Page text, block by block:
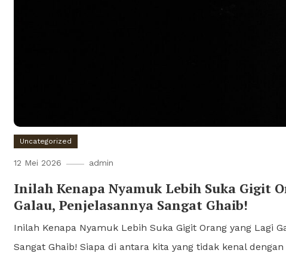
Uncategorized
12 Mei 2026 admin
Inilah Kenapa Nyamuk Lebih Suka Gigit
Galau, Penjelasannya Sangat Ghaib!
Inilah Kenapa Nyamuk Lebih Suka Gigit Orang yang Lagi
Sangat Ghaib! Siapa di antara kita yang tidak kenal